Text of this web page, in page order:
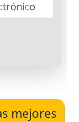
mejores